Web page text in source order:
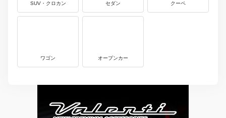
SUV・クロカン セダン クーペ
ワゴン オープンカー